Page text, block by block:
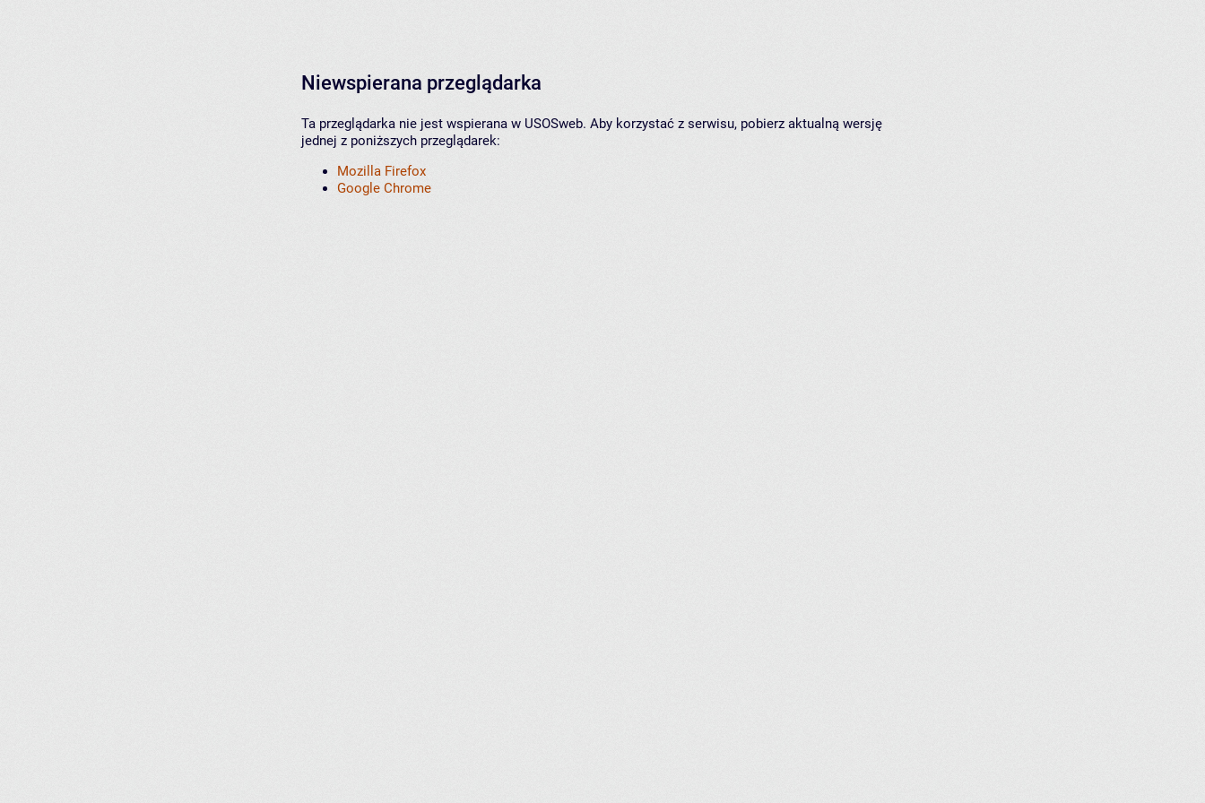
Niewspierana przeglądarka
Ta przeglądarka nie jest wspierana w USOSweb. Aby korzystać z serwisu, pobierz aktualną wersję
jednej z poniższych przeglądarek:
Mozilla Firefox
Google Chrome